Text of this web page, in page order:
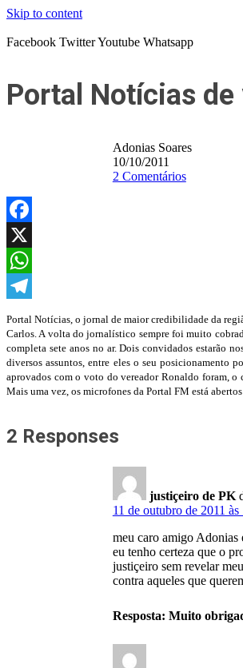
Skip to content
Facebook TwitterYoutube Whatsapp
Portal Notícias
Adonias Soares
10/10/2011
2 Comentários
Facebook
X
WhatsApp
Portal Notícias, o jornal de maior credibilidade da
Carlos. A volta do jornalístico sempre foi muito
completa sete anos no ar. Dois convidados estarão
diversos assuntos, entre eles o seu posicionamento
aprovados com o voto do vereador Ronaldo foram,
Mais uma vez, os microfones da Portal FM está
2 Responses
justiçeiro de PK
11 de outubro de 2011 às
meu caro amigo Adonias
eu tenho certeza que o
justiçeiro sem revelar
contra aqueles que
Resposta: Muito